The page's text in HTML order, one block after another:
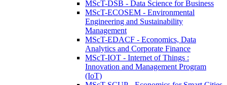
MScT-DSB - Data Science for Business
MScT-ECOSEM - Environmental
Engineering and Sustainability
Management
MScT-EDACF - Economics, Data
Analytics and Corporate Finance
MScT-IOT - Internet of Things :
Innovation and Management Program
(IoT)